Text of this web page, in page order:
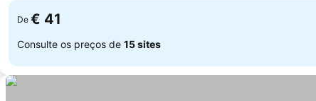
De € 41
Consulte os preços de 15 sites